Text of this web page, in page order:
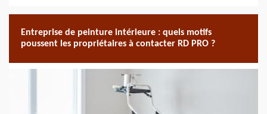
Entreprise de peinture intérieure : quels motifs
poussent les propriétaires à contacter RD PRO ?